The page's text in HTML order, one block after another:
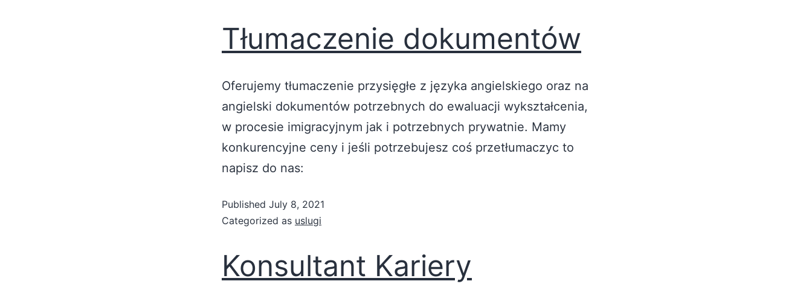
Tłumaczenie dokumentów
Oferujemy tłumaczenie przysięgłe z języka angielskiego oraz na
angielski dokumentów potrzebnych do ewaluacji wykształcenia,
w procesie imigracyjnym jak i potrzebnych prywatnie. Mamy
konkurencyjne ceny i jeśli potrzebujesz coś przetłumaczyc to
napisz do nas:
Published July 8, 2021
Categorized as uslugi
Konsultant Kariery